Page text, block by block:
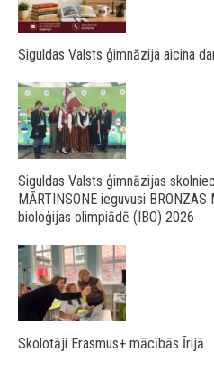
Siguldas Valsts ģimnāzija aicina
Siguldas Valsts ģimnāzijas
MĀRTINSONE ieguvusi
bioloģijas olimpiādē (IBO) 2026
Skolotāji Erasmus+ mācībās Īrijā